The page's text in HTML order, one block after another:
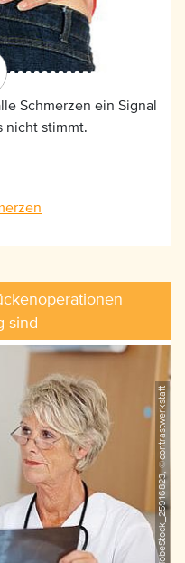
Schmerzen ein Signal
nicht stimmt.
sind
AdobeStock_25916823, ©contrastwerkstatt